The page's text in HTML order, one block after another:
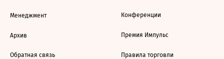
Менеджмент
Архив
Обратная связь
Конференции
Премия Импульс
Правила торговли